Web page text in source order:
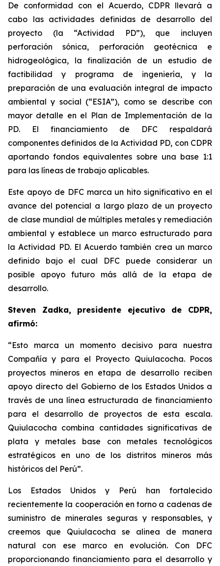
De conformidad con el Acuerdo, CDPR llevará a
cabo las actividades definidas de desarrollo del
proyecto (la “Actividad PD”), que incluyen
perforación sónica, perforación geotécnica e
hidrogeológica, la finalización de un estudio de
factibilidad y programa de ingeniería, y la
preparación de una evaluación integral de impacto
ambiental y social (“ESIA”), como se describe con
mayor detalle en el Plan de Implementación de la
PD. El financiamiento de DFC respaldará
componentes definidos de la Actividad PD, con CDPR
aportando fondos equivalentes sobre una base 1:1
para las líneas de trabajo aplicables.
Este apoyo de DFC marca un hito significativo en el
avance del potencial a largo plazo de un proyecto
de clase mundial de múltiples metales y remediación
ambiental y establece un marco estructurado para
la Actividad PD. El Acuerdo también crea un marco
definido bajo el cual DFC puede considerar un
posible apoyo futuro más allá de la etapa de
desarrollo.
Steven Zadka, presidente ejecutivo de CDPR,
afirmó:
“Esto marca un momento decisivo para nuestra
Compañía y para el Proyecto Quiulacocha. Pocos
proyectos mineros en etapa de desarrollo reciben
apoyo directo del Gobierno de los Estados Unidos a
través de una línea estructurada de financiamiento
para el desarrollo de proyectos de esta escala.
Quiulacocha combina cantidades significativas de
plata y metales base con metales tecnológicos
estratégicos en uno de los distritos mineros más
históricos del Perú”.
Los Estados Unidos y Perú han fortalecido
recientemente la cooperación en torno a cadenas de
suministro de minerales seguras y responsables, y
creemos que Quiulacocha se alinea de manera
natural con ese marco en evolución. Con DFC
proporcionando financiamiento para el desarrollo y